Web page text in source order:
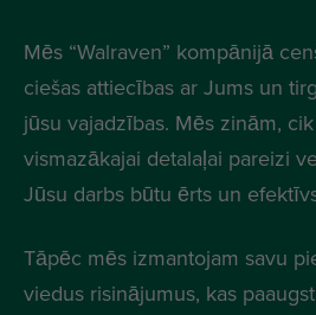
Mēs “Walraven” kompānijā
ciešas attiecības ar Jums un
jūsu vajadzības. Mēs zinām,
vismazākajai detalaļai pareizi
Jūsu darbs būtu ērts un
Tāpēc mēs izmantojam savu
viedus risinājumus, kas